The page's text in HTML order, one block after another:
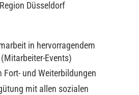
Düsseldorf
in hervorragendem
Events)
Fort- und Weiterbildungen
mit allen sozialen